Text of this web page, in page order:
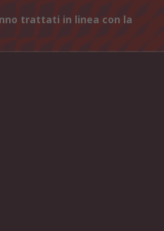
trattati in linea con la